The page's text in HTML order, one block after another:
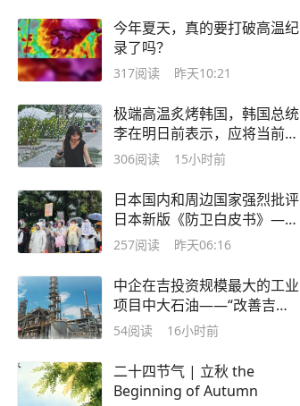
今年夏天，真的要打破高温纪
录了吗？
317阅读 昨天10:21
极端高温炙烤韩国，韩国总统
李在明日前表示，应将当前状
况视为“国家灾难事态”
306阅读 15小时前
日本国内和周边国家强烈批评
日本新版《防卫白皮书》——
“高市早苗政府‘新型军国主
257阅读 昨天06:16
中企在吉投资规模最大的工业
项目中大石油——“改善吉尔
吉斯斯坦油品质量，提升生产
54阅读 16小时前
二十四节气 | 立秋 the
Beginning of Autumn